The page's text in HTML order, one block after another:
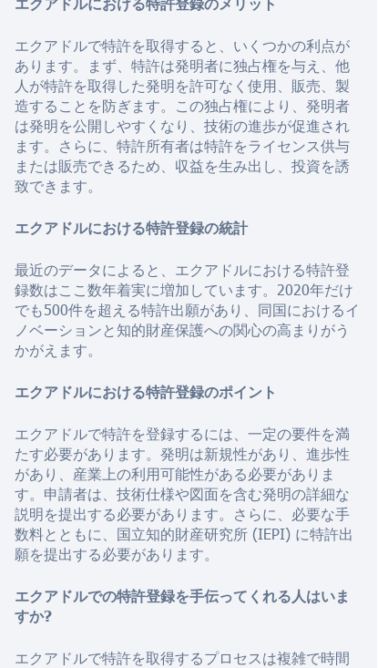
エクアドルで特許を取得すると、いくつかの利点が
あります。まず、特許は発明者に独占権を与え、他
人が特許を取得した発明を許可なく使用、販売、製
造することを防ぎます。この独占権により、発明者
は発明を公開しやすくなり、技術の進歩が促進され
ます。さらに、特許所有者は特許をライセンス供与
または販売できるため、収益を生み出し、投資を誘
致できます。
エクアドルにおける特許登録の統計
最近のデータによると、エクアドルにおける特許登
録数はここ数年着実に増加しています。2020年だけ
でも500件を超える特許出願があり、同国におけるイ
ノベーションと知的財産保護への関心の高まりがう
かがえます。
エクアドルにおける特許登録のポイント
エクアドルで特許を登録するには、一定の要件を満
たす必要があります。発明は新規性があり、進歩性
があり、産業上の利用可能性がある必要がありま
す。申請者は、技術仕様や図面を含む発明の詳細な
説明を提出する必要があります。さらに、必要な手
数料とともに、国立知的財産研究所 (IEPI) に特許出
願を提出する必要があります。
エクアドルでの特許登録を手伝ってくれる人はいま
すか?
エクアドルで特許を取得するプロセスは複雑で時間